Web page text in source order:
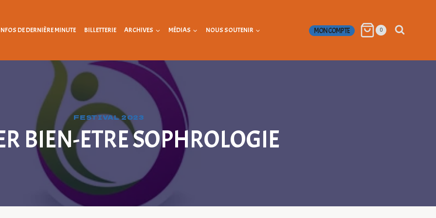
DE DERNIÈRE MINUTE BILLETTERIE ARCHIVES MÉDIAS NOUS SOUTENIR MON COMPTE 0
FESTIVAL 2023
BIEN-ETRE SOPHROLOGIE